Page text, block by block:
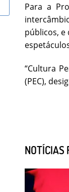
Para a
públicos, e
“Cultura
(PEC),
NOTÍCIAS